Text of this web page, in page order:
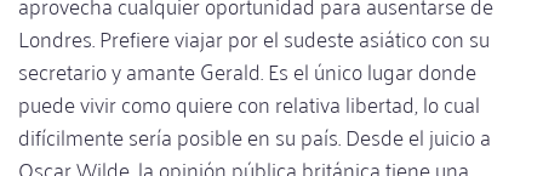
Londres. Prefiere viajar por el sudeste asiático con su
secretario y amante Gerald. Es el único lugar donde
puede vivir como quiere con relativa libertad, lo cual
difícilmente sería posible en su país. Desde el juicio a